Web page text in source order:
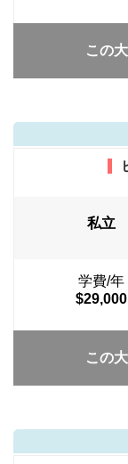
この
私立
学費/年
$29,000
この